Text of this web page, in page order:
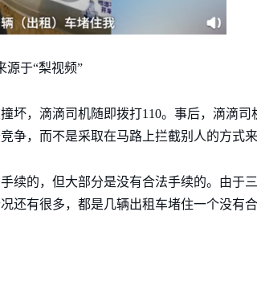
源于“梨视频”
坏，滴滴司机随即拨打110。事后，滴滴司
争，而不是采取在马路上拦截别人的方式来
续的，但大部分是没有合法手续的。由于
还有很多，都是几辆出租车堵住一个没有